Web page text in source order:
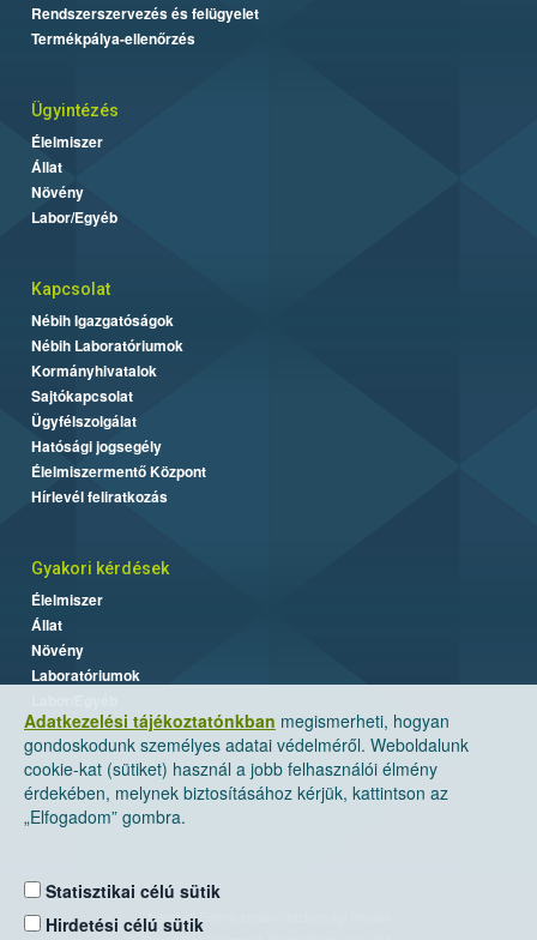
Adatkezelési tájékoztatónkban megismerheti, hogyan
gondoskodunk személyes adatai védelméről. Weboldalunk
cookie-kat (sütiket) használ a jobb felhasználói élmény
érdekében, melynek biztosításához kérjük, kattintson az
„Elfogadom” gombra.
Statisztikai célú sütik
Hirdetési célú sütik
Rendszerszervezés és felügyelet
Termékpálya-ellenőrzés
Ügyintézés
Élelmiszer
Állat
Növény
Labor/Egyéb
Kapcsolat
Nébih Igazgatóságok
Nébih Laboratóriumok
Kormányhivatalok
Sajtókapcsolat
Ügyfélszolgálat
Hatósági jogsegély
Élelmiszermentő Központ
Hírlevél feliratkozás
Gyakori kérdések
Élelmiszer
Állat
Növény
Laboratóriumok
Nemzeti Élelmiszerlánc-biztonsági Hivatal